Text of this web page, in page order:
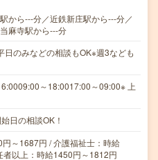
から---分／近鉄新庄駅から---分／
麻寺駅から---分
日のみなどの相談もOK※週3なども
～18:0017:00～09:00※ 上
日の相談OK！
～1687円 / 介護福祉士：時給
以上：時給1450円～1812円